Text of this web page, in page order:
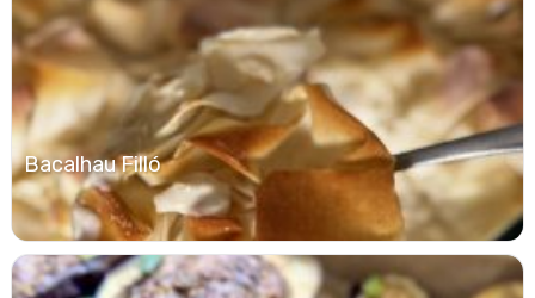
Bacalhau Filló